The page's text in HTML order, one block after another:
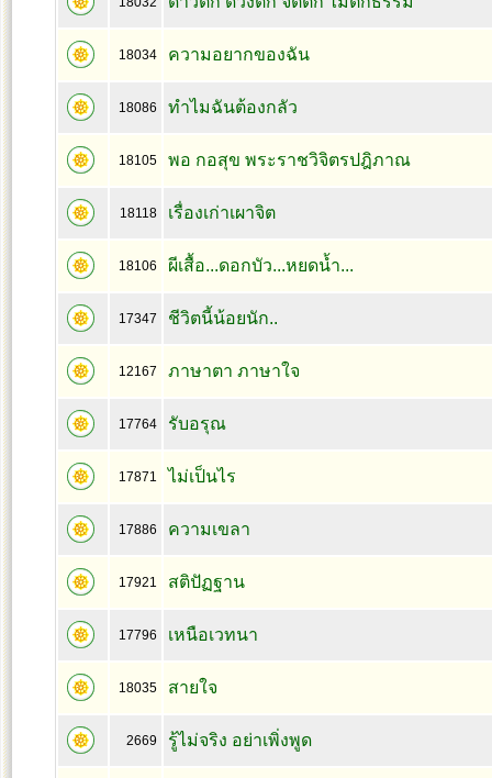
18034 ความอยากของฉัน
18086 ทำไมฉันต้องกลัว
18105 พอ กอสุข พระราชวิจิตรปฎิภาณ
18118 เรื่องเก่าเผาจิต
18106 ผีเสื้อ...ดอกบัว...หยดน้ำ...
17347 ชีวิตนี้น้อยนัก..
12167 ภาษาตา ภาษาใจ
17764 รับอรุณ
17871 ไม่เป็นไร
17886 ความเขลา
17921 สติปัฏฐาน
17796 เหนือเวทนา
18035 สายใจ
2669 รู้ไม่จริง อย่าเพิ่งพูด